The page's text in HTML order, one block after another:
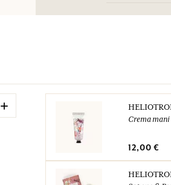
Si prega di
+
Crema mani
12,00 €